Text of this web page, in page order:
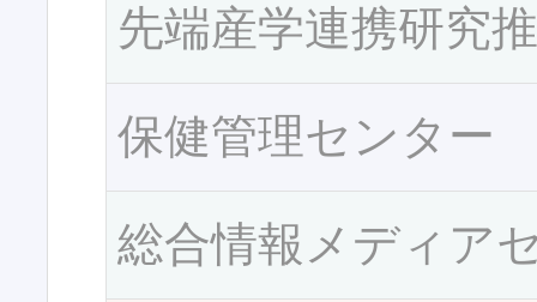
先端産学連携研究
保健管理センター
総合情報メディア